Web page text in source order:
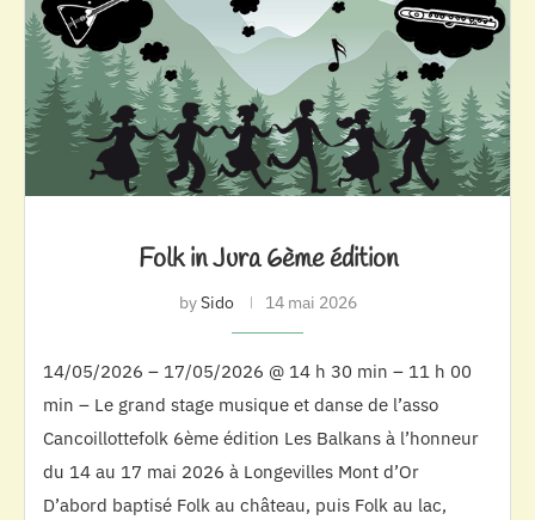
Folk in Jura 6ème édition
bySido 14 mai 2026
14/05/2026 – 17/05/2026 @ 14 h 30 min – 11 h 00
min – Le grand stage musique et danse de l’asso
Cancoillottefolk 6ème édition Les Balkans à l’honneur
du 14 au 17 mai 2026 à Longevilles Mont d’Or
D’abord baptisé Folk au château, puis Folk au lac,